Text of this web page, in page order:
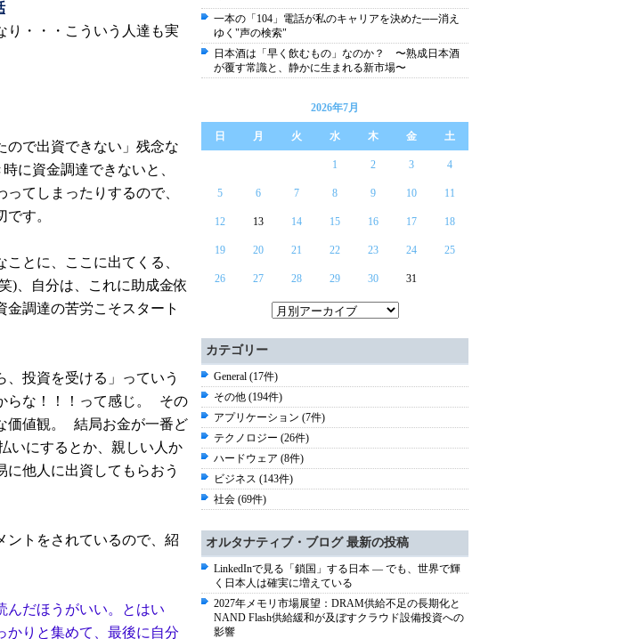
り・・・こういう人達も実
ので出資できない」残念な
に資金調達できないと、
てしまったりするので、
す。
とに、ここに出てくる、
)、自分は、これに助成金依
調達の苦労こそスタート
投資を受ける」っていう
らな！！！って感じ。 その
価値観。 結局お金が一番ど
にするとか、親しい人か
他人に出資してもらおう
ントをされているので、紹
んだほうがいい。とはい
かりと集めて、最後に自分
一本の「104」電話が私のキャリアを決めた──消え
ゆく"声の検索"
日本酒は「早く飲むもの」なのか？ 〜熟成日本酒
が覆す常識と、静かに生まれる新市場〜
2026年7月
日 月 火 水 木 金 土
1 2 3 4
5 6 7 8 9 10 11
12 13 14 15 16 17 18
19 20 21 22 23 24 25
26 27 28 29 30 31
カテゴリー
General (17件)
その他 (194件)
アプリケーション (7件)
テクノロジー (26件)
ハードウェア (8件)
ビジネス (143件)
社会 (69件)
オルタナティブ・ブログ 最新の投稿
LinkedInで見る「鎖国」する日本 ― でも、世界で輝
く日本人は確実に増えている
2027年メモリ市場展望：DRAM供給不足の長期化と
NAND Flash供給緩和が及ぼすクラウド設備投資への
影響